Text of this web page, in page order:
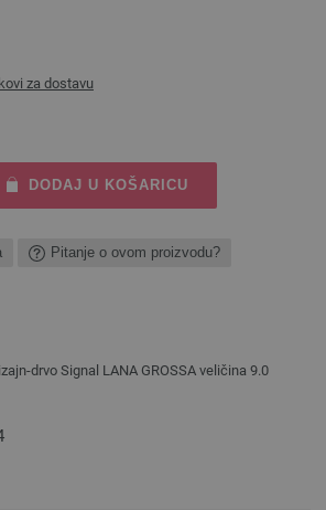
za dostavu
DODAJ U KOŠARICU
Pitanje o ovom proizvodu?
drvo Signal LANA GROSSA veličina 9.0